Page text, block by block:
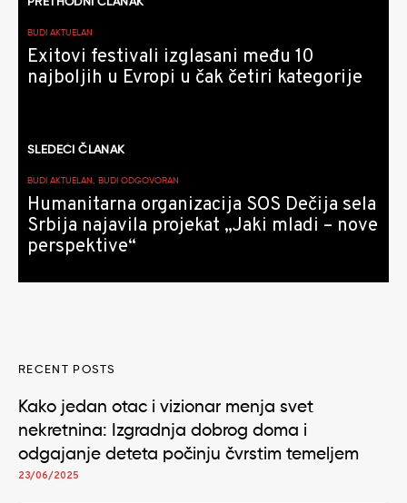
članaka
PRETHODNI ČLANAK
BUDI AKTUELAN
Exitovi festivali izglasani među 10
najboljih u Evropi u čak četiri kategorije
SLEDEĆI ČLANAK
BUDI AKTUELAN, BUDI ODGOVORAN
Humanitarna organizacija SOS Dečija sela
Srbija najavila projekat „Jaki mladi – nove
perspektive“
RECENT POSTS
Kako jedan otac i vizionar menja svet
nekretnina: Izgradnja dobrog doma i
odgajanje deteta počinju čvrstim temeljem
23/06/2025